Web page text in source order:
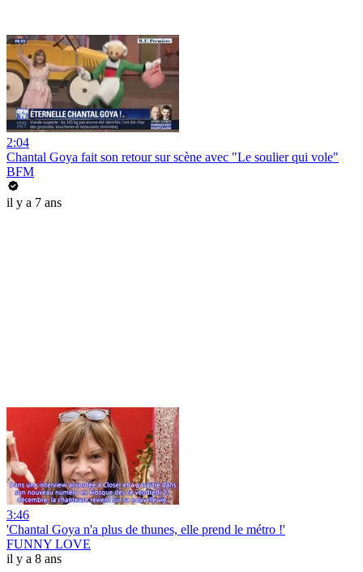
2:04
Chantal Goya fait son retour sur scène avec "Le soulier qui vole"
BFM
il y a 7 ans
3:46
'Chantal Goya n'a plus de thunes, elle prend le métro !'
FUNNY LOVE
il y a 8 ans